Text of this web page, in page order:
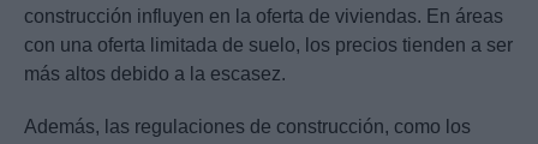
construcción influyen en la oferta de viviendas. En áreas
con una oferta limitada de suelo, los precios tienden a ser
más altos debido a la escasez.
Además, las regulaciones de construcción, como los